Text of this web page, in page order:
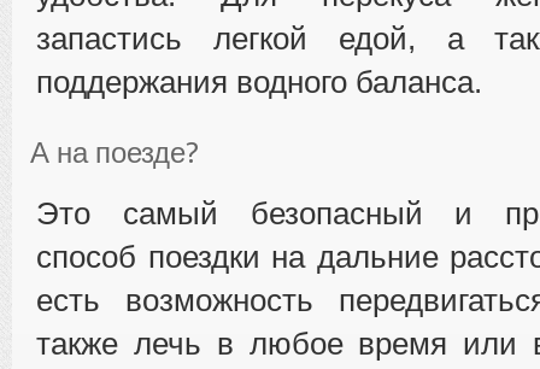
запастись легкой едой, а
поддержания водного баланса.
А на поезде?
Это самый безопасный и
способ поездки на дальние
есть возможность
также лечь в любое время или